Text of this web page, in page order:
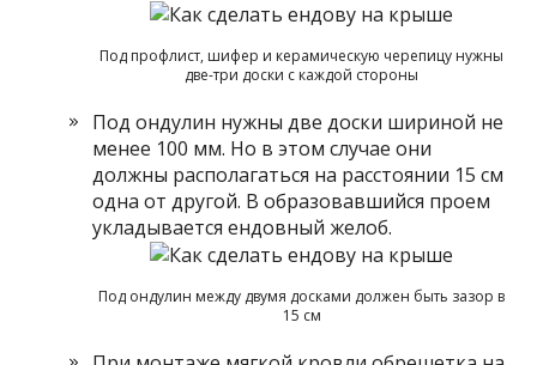
Под профлист, шифер и керамическую черепицу нужны
две-три доски с каждой стороны
Под ондулин нужны две доски шириной не
менее 100 мм. Но в этом случае они
должны располагаться на расстоянии 15 см
одна от другой. В образовавшийся проем
укладывается ендовный желоб.
Под ондулин между двумя досками должен быть зазор в
15 см